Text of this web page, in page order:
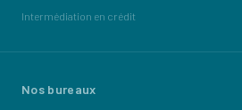
Intermédiation en crédit
Nos bureaux